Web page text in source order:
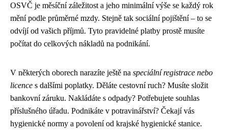
OSVČ je měsíční záležitost a jeho minimální výše se každý rok
mění podle průměrné mzdy. Stejně tak sociální pojištění – to se
odvíjí od vašich příjmů. Tyto pravidelné platby prostě musíte
počítat do celkových nákladů na podnikání.
V některých oborech narazíte ještě na speciální registrace nebo
licence s dalšími poplatky. Děláte cestovní ruch? Musíte složit
bankovní záruku. Nakládáte s odpady? Potřebujete souhlas
příslušného úřadu. Podnikáte v potravinářství? Čekají vás
hygienické normy a povolení od krajské hygienické stanice.